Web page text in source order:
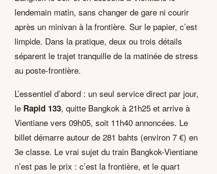
lendemain matin, sans changer de gare ni courir
après un minivan à la frontière. Sur le papier, c’est
limpide. Dans la pratique, deux ou trois détails
séparent le trajet tranquille de la matinée de stress
au poste-frontière.
L’essentiel d’abord : un seul service direct par jour,
le Rapid 133, quitte Bangkok à 21h25 et arrive à
Vientiane vers 09h05, soit 11h40 annoncées. Le
billet démarre autour de 281 bahts (environ 7 €) en
3e classe. Le vrai sujet du train Bangkok-Vientiane
n’est pas le prix : c’est la frontière, et le quart